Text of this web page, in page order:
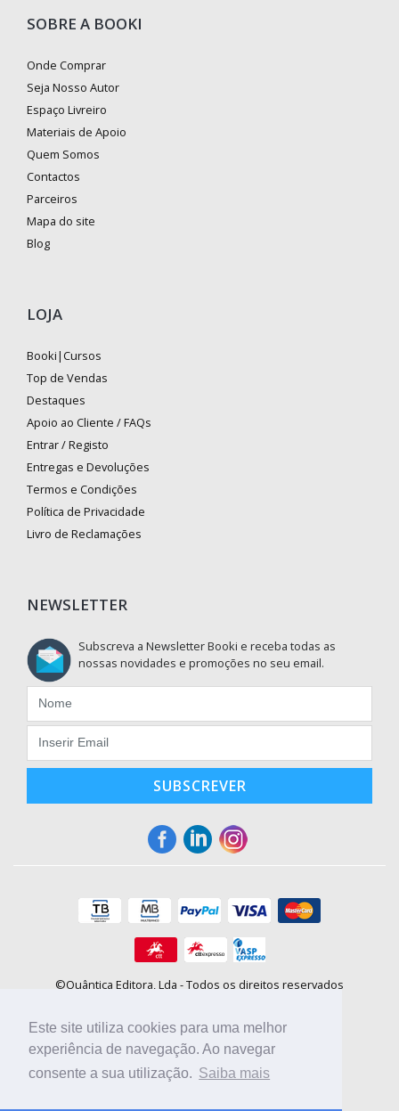
Este site utiliza cookies para uma melhor
experiência de navegação. Ao navegar
consente a sua utilização. Saiba mais
SOBRE A BOOKI
Onde Comprar
Seja Nosso Autor
Espaço Livreiro
Materiais de Apoio
Quem Somos
Contactos
Parceiros
Mapa do site
Blog
LOJA
Booki|Cursos
Top de Vendas
Destaques
Apoio ao Cliente / FAQs
Entrar / Registo
Entregas e Devoluções
Termos e Condições
Política de Privacidade
Livro de Reclamações
NEWSLETTER
Subscreva a Newsletter Booki e receba todas as
nossas novidades e promoções no seu email.
SUBSCREVER
©Quântica Editora, Lda - Todos os direitos reservados
E-mail: info@booki.pt
Tel.: +351 220 104 872(custo de chamada para a rede fixa